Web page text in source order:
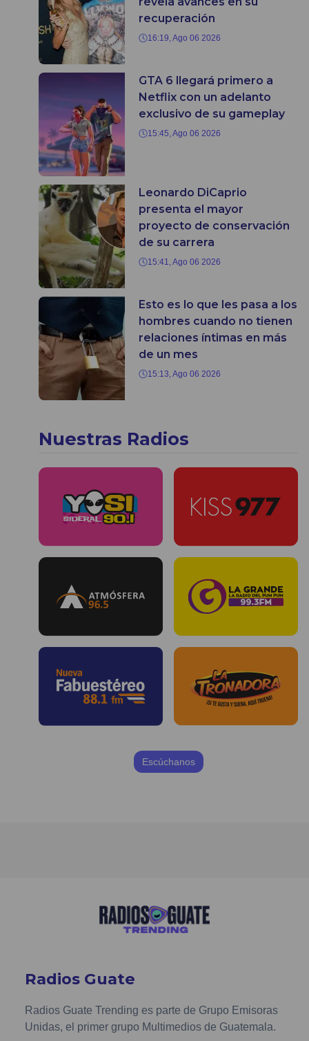
recuperación
16:19, Ago 06 2026
GTA 6 llegará primero a
Netflix con un adelanto
exclusivo de su gameplay
15:45, Ago 06 2026
Leonardo DiCaprio
presenta el mayor
proyecto de conservación
de su carrera
15:41, Ago 06 2026
Esto es lo que les pasa a los
hombres cuando no tienen
relaciones íntimas en más
de un mes
15:13, Ago 06 2026
Nuestras Radios
Escúchanos
Radios Guate
Radios Guate Trending es parte de Grupo Emisoras
Unidas, el primer grupo Multimedios de Guatemala.